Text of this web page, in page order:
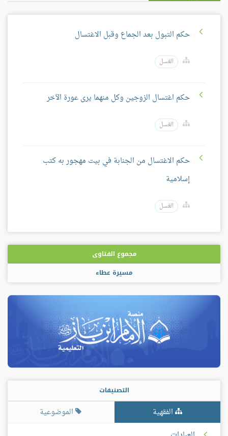
حكم التبول بعد الجماع وقبل الاغتسال
الغسل
حكم اغتسال الزوجين وكل منهما يرى عورة الآخر
الغسل
حكم الاغتسال من الجنابة في بيت مهجور به كتب
إسلامية
الغسل
مجموع الفتاوى
مسيرة عطاء
التصنيفات
الفقهية
الموضوعية